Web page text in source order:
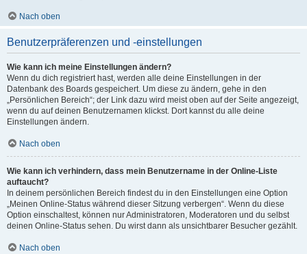
Nach oben
Benutzerpräferenzen und -einstellungen
Wie kann ich meine Einstellungen ändern?
Wenn du dich registriert hast, werden alle deine Einstellungen in der
Datenbank des Boards gespeichert. Um diese zu ändern, gehe in den
„Persönlichen Bereich“; der Link dazu wird meist oben auf der Seite angezeigt,
wenn du auf deinen Benutzernamen klickst. Dort kannst du alle deine
Einstellungen ändern.
Nach oben
Wie kann ich verhindern, dass mein Benutzername in der Online-Liste
auftaucht?
In deinem persönlichen Bereich findest du in den Einstellungen eine Option
„Meinen Online-Status während dieser Sitzung verbergen“. Wenn du diese
Option einschaltest, können nur Administratoren, Moderatoren und du selbst
deinen Online-Status sehen. Du wirst dann als unsichtbarer Besucher gezählt.
Nach oben